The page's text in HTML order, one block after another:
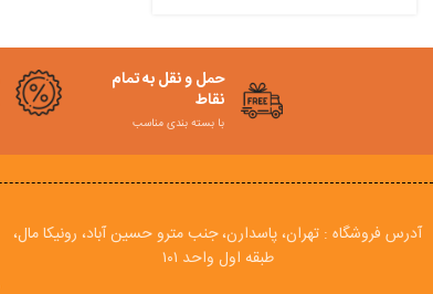
حمل و نقل به تمام
نقاط
با بسته بندی مناسب
آدرس فروشگاه : تهران، پاسدارن، جنب مترو حسین آباد، رونیکا مال،
طبقه اول واحد ۱۰۱